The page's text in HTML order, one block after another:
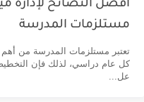
أفضل النصائح لإدارة
مستلزمات المدرسة
تعتبر مستلزمات المدرسة من أهم
كل عام دراسي، لذلك فإن
عل...